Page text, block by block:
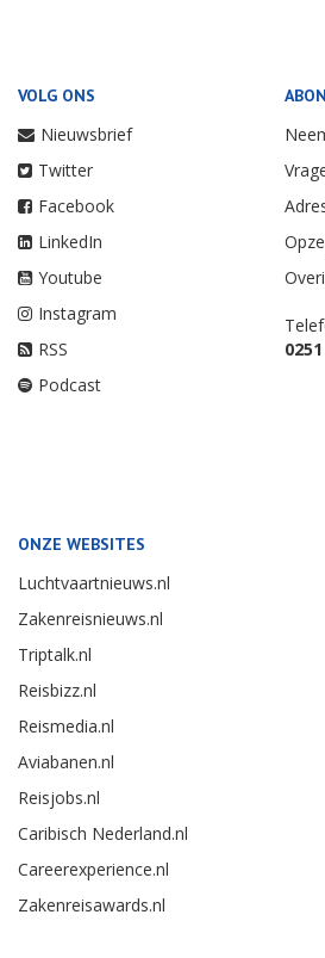
VOLG ONS
Nieuwsbrief
Twitter
Facebook
LinkedIn
Youtube
Instagram
RSS
Podcast
ONZE WEBSITES
Luchtvaartnieuws.nl
Zakenreisnieuws.nl
Triptalk.nl
Reisbizz.nl
Reismedia.nl
Aviabanen.nl
Reisjobs.nl
Caribisch Nederland.nl
Careerexperience.nl
Zakenreisawards.nl